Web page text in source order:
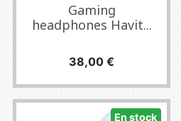
Gaming
headphones Havit...
Precio
38,00 €
En stock